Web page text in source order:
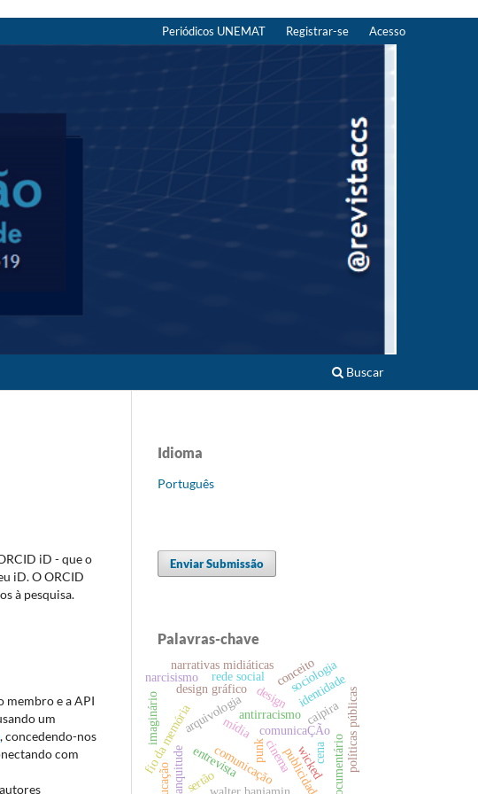
Buscar
Periódicos UNEMAT Registrar-se Acesso
iD - que o
iD. O ORCID
à pesquisa.
membro e a API
um
, concedendo-nos
com
Idioma
Português
Enviar Submissão
Palavras-chave
entrevista
comunicaÇÃo
antirracismo
comunicaçãocinema
design
publicidadedocumentário
arquivologia
fio da memória
branquitude
identidade
design gráfico
punk
rede social
mídia
wicked
sociologia
narcisismo
políticas públicas
sertão
cena
caipira
conceito
imaginário
narrativas midiáticas